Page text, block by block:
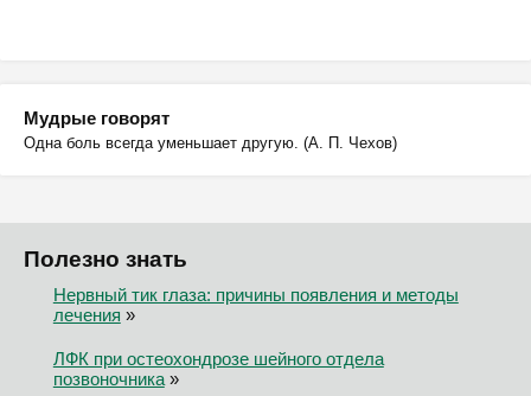
Мудрые говорят
Одна боль всегда уменьшает другую. (А. П. Чехов)
Полезно знать
Нервный тик глаза: причины появления и методы
лечения »
ЛФК при остеохондрозе шейного отдела
позвоночника»